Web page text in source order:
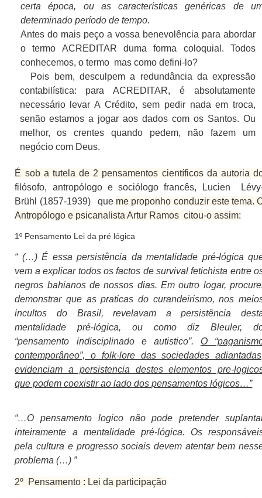
certa época, ou as características genéricas de
determinado período de tempo.
Antes do mais peço a vossa benevolência para abordar
o termo ACREDITAR duma forma coloquial. Todos
conhecemos, o termo mas como defini-lo?
Pois bem, desculpem a redundância da expressão
contabilística: para ACREDITAR, é absolutamente
necessário levar A Crédito, sem pedir nada em troca,
senão estamos a jogar aos dados com os Santos. Ou
melhor, os crentes quando pedem, não fazem um
negócio com Deus.
É sob a tutela de 2 pensamentos científicos da autoria
filósofo, antropólogo e sociólogo francês, Lucien
Lévy
Brühl (1857-1939)
que me proponho conduzir este tema.
Antropólogo e psicanalista Artur Ramos citou-o assim:
1º Pensamento Lei da pré lógica
“ (…) É essa persistência da mentalidade pré-lógica
vem a explicar todos os factos de survival fetichista entre
negros bahianos de nossos dias. Em outro logar,
demonstrar que as praticas do curandeirismo, nos
incultos do Brasil, revelavam a persistência
mentalidade pré-lógica, ou como diz Bleuler,
“pensamento indisciplinado e autistico”. O
contemporâneo”, o folk-lore das sociedades
evidenciam a persistencia destes elementos pre-
que podem coexistir ao lado dos pensamentos lógicos…”
“…O pensamento logico não pode pretender
inteiramente a mentalidade pré-lógica. Os
pela cultura e progresso sociais devem atentar bem
problema (…) ”
2º Pensamento : Lei da participação